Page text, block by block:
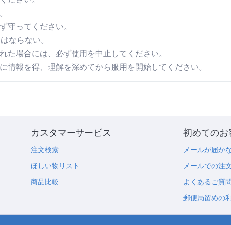
守ってください。
ならない。
た場合には、必ず使用を中止してください。
情報を得、理解を深めてから服用を開始してください。
カスタマーサービス
注文検索
ほしい物リスト
商品比較
初めてのお
メールが届か
メールでの注文
よくあるご質問
郵便局留めの